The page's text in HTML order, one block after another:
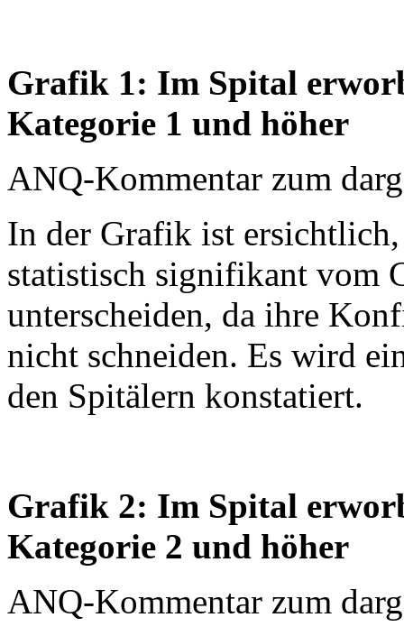
Grafik 1: Im Spital
Kategorie 1 und höher
ANQ-Kommentar zum
In der Grafik ist
statistisch signifikant vom
unterscheiden, da ihre
nicht schneiden. Es wird
den Spitälern konstatiert.
Grafik 2: Im Spital
Kategorie 2 und höher
ANQ-Kommentar zum